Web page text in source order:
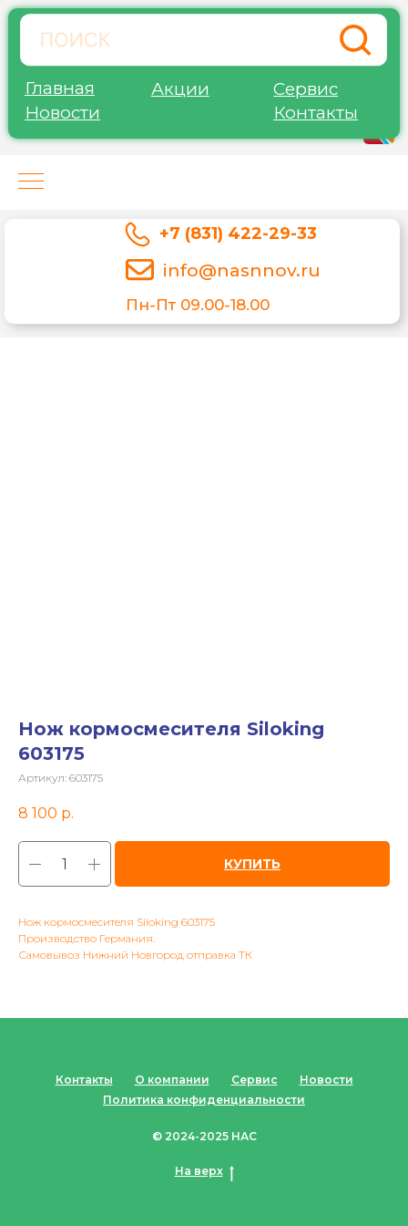
Акции
Сервис
Новости
Контакты
Главная
+7 (831) 422-29-33
Пн-Пт 09.00-18.00
Нижегород-Агро-Сервис
info@nasnnov.ru
Нож кормосмесителя Siloking
603175
Артикул: 603175
8 100 р.
КУПИТЬ
Нож кормосмесителя Siloking 603175
Производство Германия.
Самовывоз Нижний Новгород отправка ТК
Контакты О компании Сервис
Новости
Политика конфиденциальности
© 2024-2025 НАС
На верх